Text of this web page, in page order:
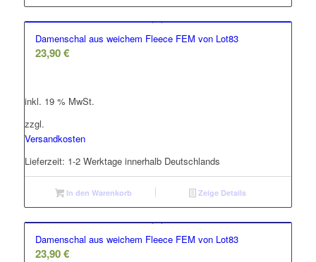
Damenschal aus weichem Fleece FEM von Lot83
23,90€
inkl. 19 % MwSt.
zzgl.
Versandkosten
Lieferzeit: 1-2 Werktage innerhalb Deutschlands
In den Warenkorb Zeige Details
Damenschal aus weichem Fleece FEM von Lot83
23,90€